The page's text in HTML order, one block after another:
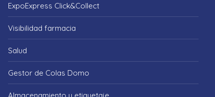
ExpoExpress Click&Collect
Visibilidad farmacia
Salud
Gestor de Colas Domo